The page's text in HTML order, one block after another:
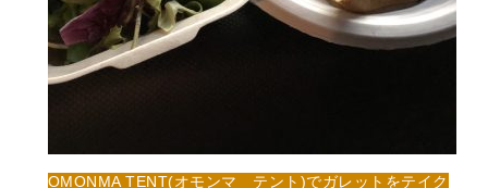
OMONMA TENT(オモンマ テント)でガレットをテイク